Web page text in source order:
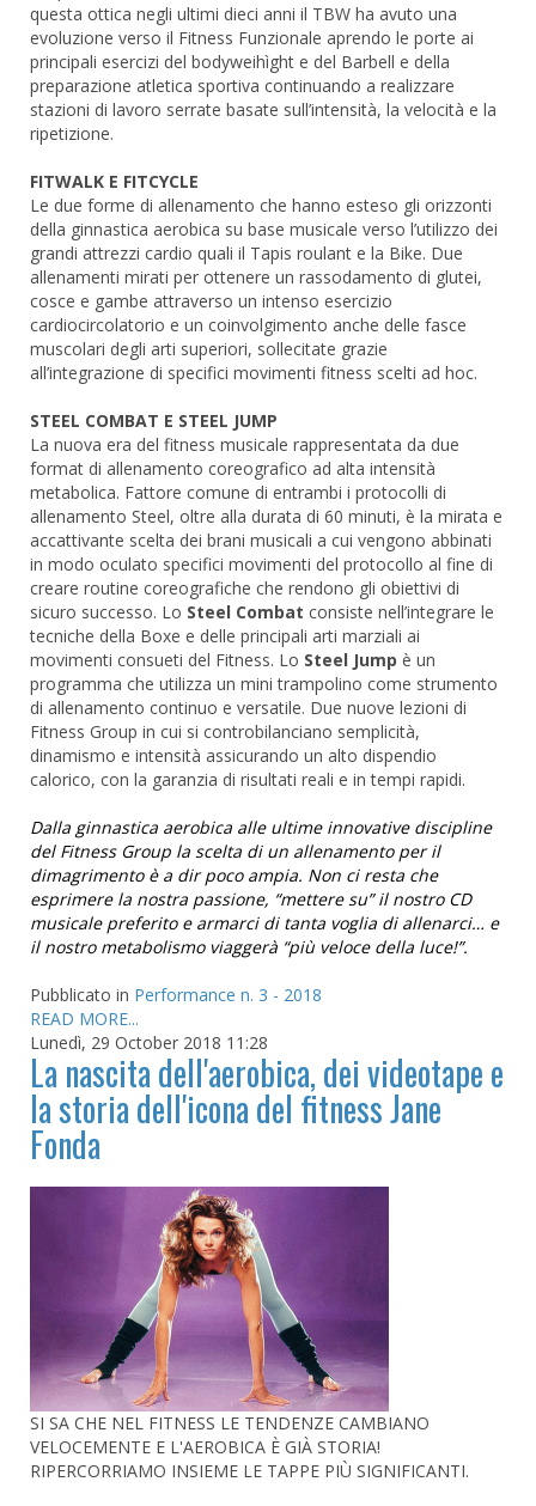
questa ottica negli ultimi dieci anni il TBW ha avuto una
evoluzione verso il Fitness Funzionale aprendo le porte ai
principali esercizi del bodyweihìght e del Barbell e della
preparazione atletica sportiva continuando a realizzare
stazioni di lavoro serrate basate sull’intensità, la velocità e la
ripetizione.
FITWALK E FITCYCLE
Le due forme di allenamento che hanno esteso gli orizzonti
della ginnastica aerobica su base musicale verso l’utilizzo dei
grandi attrezzi cardio quali il Tapis roulant e la Bike. Due
allenamenti mirati per ottenere un rassodamento di glutei,
cosce e gambe attraverso un intenso esercizio
cardiocircolatorio e un coinvolgimento anche delle fasce
muscolari degli arti superiori, sollecitate grazie
all’integrazione di specifici movimenti fitness scelti ad hoc.
STEEL COMBAT E STEEL JUMP
La nuova era del fitness musicale rappresentata da due
format di allenamento coreografico ad alta intensità
metabolica. Fattore comune di entrambi i protocolli di
allenamento Steel, oltre alla durata di 60 minuti, è la mirata e
accattivante scelta dei brani musicali a cui vengono abbinati
in modo oculato specifici movimenti del protocollo al fine di
creare routine coreografiche che rendono gli obiettivi di
sicuro successo. Lo Steel Combat consiste nell’integrare le
tecniche della Boxe e delle principali arti marziali ai
movimenti consueti del Fitness. Lo Steel Jump è un
programma che utilizza un mini trampolino come strumento
di allenamento continuo e versatile. Due nuove lezioni di
Fitness Group in cui si controbilanciano semplicità,
dinamismo e intensità assicurando un alto dispendio
calorico, con la garanzia di risultati reali e in tempi rapidi.
Dalla ginnastica aerobica alle ultime innovative discipline
del Fitness Group la scelta di un allenamento per il
dimagrimento è a dir poco ampia. Non ci resta che
esprimere la nostra passione, “mettere su” il nostro CD
musicale preferito e armarci di tanta voglia di allenarci… e
il nostro metabolismo viaggerà “più veloce della luce!”.
Pubblicato in Performance n. 3 - 2018
READ MORE...
Lunedì, 29 October 2018 11:28
La nascita dell'aerobica, dei videotape e
la storia dell'icona del fitness Jane
Fonda
SI SA CHE NEL FITNESS LE TENDENZE CAMBIANO
VELOCEMENTE E L'AEROBICA È GIÀ STORIA!
RIPERCORRIAMO INSIEME LE TAPPE PIÙ SIGNIFICANTI.